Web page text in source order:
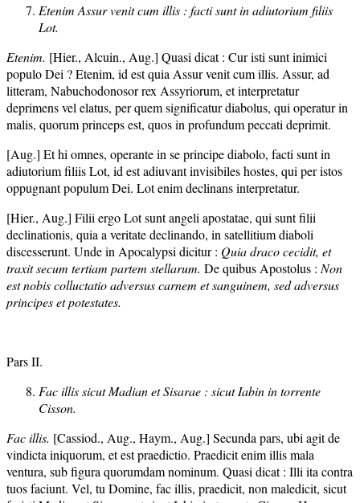
Etenim Assur venit cum illis : facti sunt in adiutorium filiis
Lot.
Etenim. [Hier., Alcuin., Aug.] Quasi dicat : Cur isti sunt inimici
populo Dei ? Etenim, id est quia Assur venit cum illis. Assur, ad
litteram, Nabuchodonosor rex Assyriorum, et interpretatur
deprimens vel elatus, per quem significatur diabolus, qui operatur in
malis, quorum princeps est, quos in profundum peccati deprimit.
[Aug.] Et hi omnes, operante in se principe diabolo, facti sunt in
adiutorium filiis Lot, id est adiuvant invisibiles hostes, qui per istos
oppugnant populum Dei. Lot enim declinans interpretatur.
[Hier., Aug.] Filii ergo Lot sunt angeli apostatae, qui sunt filii
declinationis, quia a veritate declinando, in satellitium diaboli
discesserunt. Unde in Apocalypsi dicitur : Quia draco cecidit, et
traxit secum tertiam partem stellarum. De quibus Apostolus : Non
est nobis colluctatio adversus carnem et sanguinem, sed adversus
principes et potestates.
Pars II.
Fac illis sicut Madian et Sisarae : sicut Iabin in torrente
Cisson.
Fac illis. [Cassiod., Aug., Haym., Aug.] Secunda pars, ubi agit de
vindicta iniquorum, et est praedictio. Praedicit enim illis mala
ventura, sub figura quorumdam nominum. Quasi dicat : Illi ita contra
tuos faciunt. Vel, tu Domine, fac illis, praedicit, non maledicit, sicut